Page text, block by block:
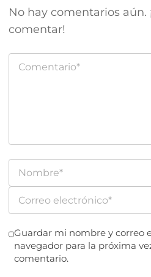
No hay comentarios aún.
comentar!
Guardar mi nombre y correo
navegador para la próxima
comentario.